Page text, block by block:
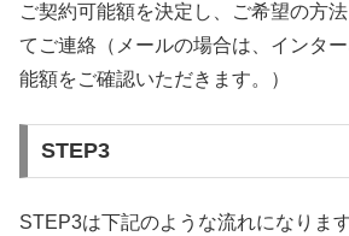
ご契約可能額を決定し、ご希望の方
てご連絡（メールの場合は、インタ
能額をご確認いただきます。）
STEP3
STEP3は下記のような流れになります